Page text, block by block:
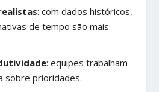
: com dados históricos,
de tempo são mais
: equipes trabalham
sobre prioridades.